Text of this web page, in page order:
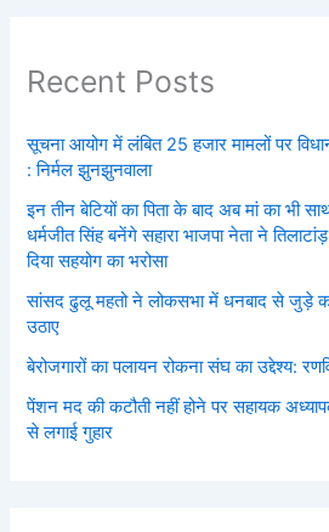
Recent Posts
सूचना आयोग में लंबित 25 हजार मामलों पर
: निर्मल झुनझुनवाला
इन तीन बेटियों का पिता के बाद अब मां का भी
धर्मजीत सिंह बनेंगे सहारा भाजपा नेता ने
दिया सहयोग का भरोसा
सांसद ढुलू महतो ने लोकसभा में धनबाद से जुड़े
उठाए
बेरोजगारों का पलायन रोकना संघ का उद्देश्य:
पेंशन मद की कटौती नहीं होने पर सहायक
से लगाई गुहार